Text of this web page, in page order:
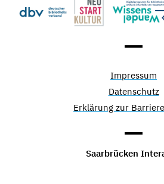
Impressum
Datenschutz
Erklärung zur
Saarbrücken